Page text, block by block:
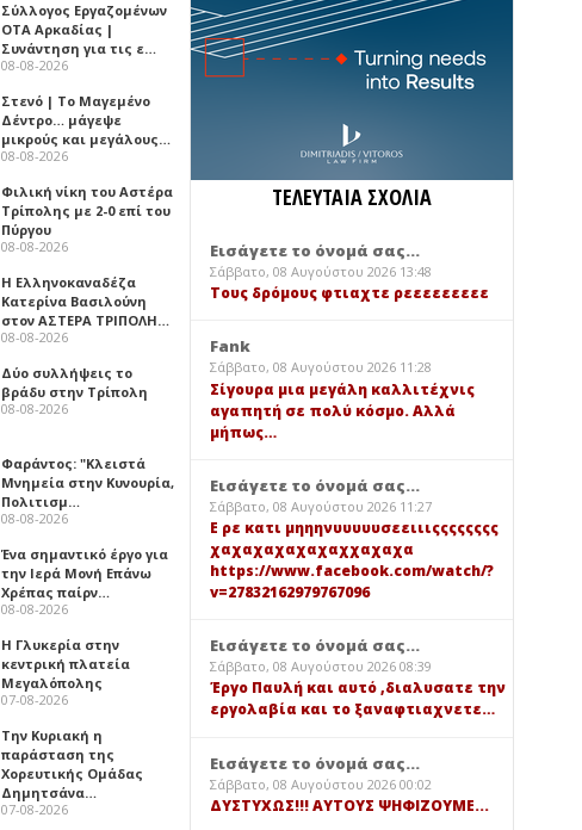
Σύλλογος Εργαζομένων
ΟΤΑ Αρκαδίας |
Συνάντηση για τις ε…
08-08-2026
Στενό | Το Μαγεμένο
Δέντρο… μάγεψε
μικρούς και μεγάλους…
08-08-2026
Φιλική νίκη του Αστέρα
Τρίπολης με 2-0 επί του
Πύργου
08-08-2026
Η Ελληνοκαναδέζα
Κατερίνα Βασιλούνη
στον ΑΣΤΕΡΑ ΤΡΙΠΟΛΗ…
08-08-2026
Δύο συλλήψεις το
βράδυ στην Τρίπολη
08-08-2026
Φαράντος: "Κλειστά
Μνημεία στην Κυνουρία,
Πολιτισμ…
08-08-2026
Ένα σημαντικό έργο για
την Ιερά Μονή Επάνω
Χρέπας παίρν…
08-08-2026
Η Γλυκερία στην
κεντρική πλατεία
Μεγαλόπολης
07-08-2026
Την Κυριακή η
παράσταση της
Χορευτικής Ομάδας
Δημητσάνα…
07-08-2026
ΤΕΛΕΥΤΑΙΑ ΣΧΟΛΙΑ
Εισάγετε το όνομά σας...
Σάββατο, 08 Αυγούστου 2026 13:48
Τους δρόμους φτιαχτε ρεεεεεεεεε
Fank
Σάββατο, 08 Αυγούστου 2026 11:28
Σίγουρα μια μεγάλη καλλιτέχνις
αγαπητή σε πολύ κόσμο. Αλλά
μήπως…
Εισάγετε το όνομά σας...
Σάββατο, 08 Αυγούστου 2026 11:27
Ε ρε κατι μηηηνυυυυυσεειιιςςςςςςςς
χαχαχαχαχαχαχχαχαχα
https://www.facebook.com/watch/?
v=27832162979767096
Εισάγετε το όνομά σας...
Σάββατο, 08 Αυγούστου 2026 08:39
Έργο Παυλή και αυτό ,διαλυσατε την
εργολαβία και το ξαναφτιαχνετε…
Εισάγετε το όνομά σας...
Σάββατο, 08 Αυγούστου 2026 00:02
ΔΥΣΤΥΧΩΣ!!! ΑΥΤΟΥΣ ΨΗΦΙΖΟΥΜΕ...